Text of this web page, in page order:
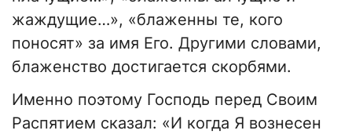
жаждущие…», «блаженны те, кого
поносят» за имя Его. Другими словами,
блаженство достигается скорбями.
Именно поэтому Господь перед Своим
Распятием сказал: «И когда Я вознесен